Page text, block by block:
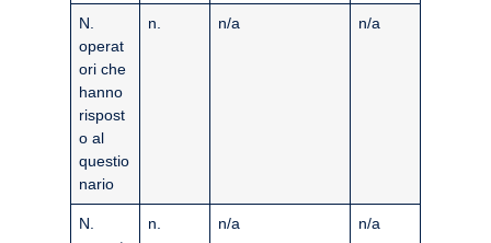
N.
operat
ori che
hanno
rispost
o al
questio
nario
n. n/a n/a
N.
n. n/a n/a